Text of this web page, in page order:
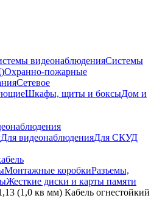
видеонаблюденияСистемы
Охранно-пожарные
Сетевое
Шкафы, щиты и боксыДом и
Для видеонаблюденияДля СКУД
Монтажные коробкиРазъемы,
Жесткие диски и карты памяти
(1,0 кв мм) Кабель огнестойкий